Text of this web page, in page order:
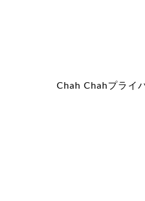
Chah Chahプライ